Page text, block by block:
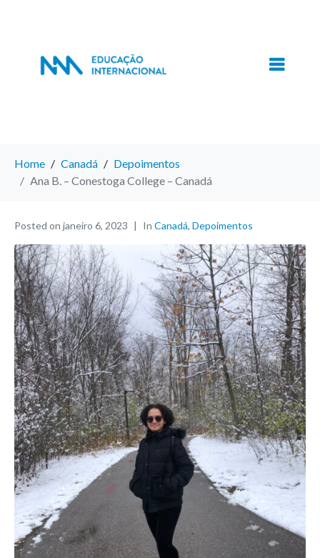
Home Canadá
Depoimentos
Ana B. – Conestoga College – Canadá
Posted on janeiro 6, 2023 In Canadá, Depoimentos